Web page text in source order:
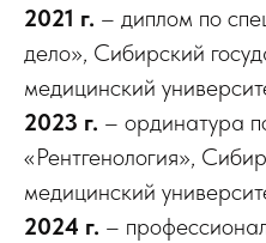
2021 г. – диплом по
дело», Сибирский
медицинский
2023 г. – ординатура
«Рентгенология»,
медицинский
2024 г. –